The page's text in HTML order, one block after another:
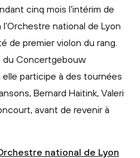
cinq mois l’intérim de
national de Lyon
de premier violon du rang.
du Concertgebouw
elle participe à des tournées
Bernard Haitink, Valeri
avant de revenir à
national de Lyon